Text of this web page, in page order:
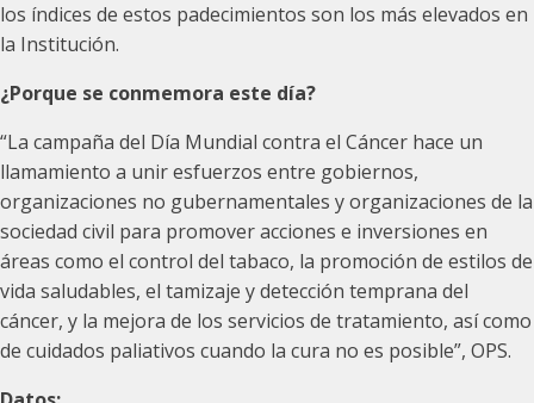
los índices de estos padecimientos son los más elevados en
la Institución.
¿Porque se conmemora este día?
“La campaña del Día Mundial contra el Cáncer hace un
llamamiento a unir esfuerzos entre gobiernos,
organizaciones no gubernamentales y organizaciones de la
sociedad civil para promover acciones e inversiones en
áreas como el control del tabaco, la promoción de estilos de
vida saludables, el tamizaje y detección temprana del
cáncer, y la mejora de los servicios de tratamiento, así como
de cuidados paliativos cuando la cura no es posible”, OPS.